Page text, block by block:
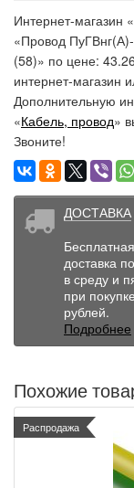
Интернет-магазин
«Провод
(58)» по цене:
интернет-магазин
Дополнительную
«Кабель, провод»
Звоните!
ДОСТАВКА
Бесплатная
доставка
в среду и
при
рублей.
Подробнее
Похожие
Распродажа